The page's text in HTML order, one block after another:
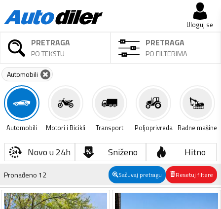
Uloguj se
PRETRAGA
PO TEKSTU
PRETRAGA
PO FILTERIMA
Automobili
Automobili Motori i Bicikli Transport Poljoprivreda Radne mašine
Novo u 24h Sniženo Hitno
Pronađeno 12 Sačuvaj pretragu Resetuj filtere